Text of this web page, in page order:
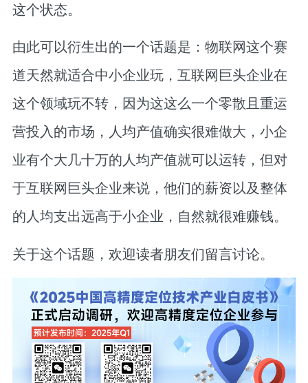
这个状态。
由此可以衍生出的一个话题是： 物联网这个赛
道天然就适合中小企业玩，互联网巨头企业在
这个领域玩不转， 因为这这么一个零散且重运
营投入的市场，人均产值确实很难做大， 小企
业有个大几十万的人均产值就可以运转，但对
于互联网巨头企业来说，他们的薪资以及整体
的人均支出远高于小企业，自然就很难赚钱。
关于这个话题，欢迎读者朋友们留言讨论。